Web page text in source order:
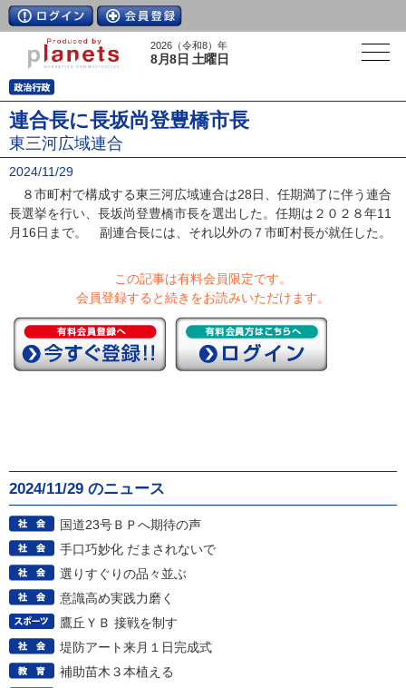
2026（令和8）年
8月8日 土曜日
連合長に長坂尚登豊橋市長
東三河広域連合
2024/11/29
８市町村で構成する東三河広域連合は28日、任期満了に伴う連合
長選挙を行い、長坂尚登豊橋市長を選出した。任期は２０２８年11
月16日まで。 副連合長には、それ以外の７市町村長が就任した。
この記事は有料会員限定です。
会員登録すると続きをお読みいただけます。
2024/11/29 のニュース
国道23号ＢＰへ期待の声
手口巧妙化 だまされないで
選りすぐりの品々並ぶ
意識高め実践力磨く
鷹丘ＹＢ 接戦を制す
堤防アート来月１日完成式
補助苗木３本植える